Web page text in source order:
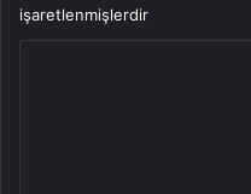
işaretlenmişlerdir